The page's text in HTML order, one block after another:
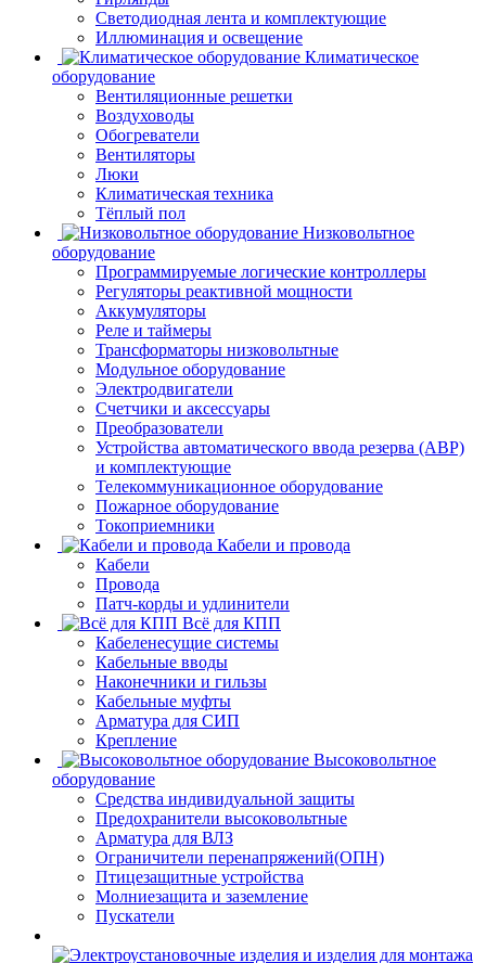
Светодиодная лента и комплектующие
Иллюминация и освещение
Климатическое
оборудование
Вентиляционные решетки
Воздуховоды
Обогреватели
Вентиляторы
Люки
Климатическая техника
Тёплый пол
Низковольтное
оборудование
Программируемые логические контроллеры
Регуляторы реактивной мощности
Аккумуляторы
Реле и таймеры
Трансформаторы низковольтные
Модульное оборудование
Электродвигатели
Счетчики и аксессуары
Преобразователи
Устройства автоматического ввода резерва (АВР)
и комплектующие
Телекоммуникационное оборудование
Пожарное оборудование
Токоприемники
Кабели и провода
Кабели
Провода
Патч-корды и удлинители
Всё для КПП
Кабеленесущие системы
Кабельные вводы
Наконечники и гильзы
Кабельные муфты
Арматура для СИП
Крепление
Высоковольтное
оборудование
Средства индивидуальной защиты
Предохранители высоковольтные
Арматура для ВЛЗ
Ограничители перенапряжений(ОПН)
Птицезащитные устройства
Молниезащита и заземление
Пускатели